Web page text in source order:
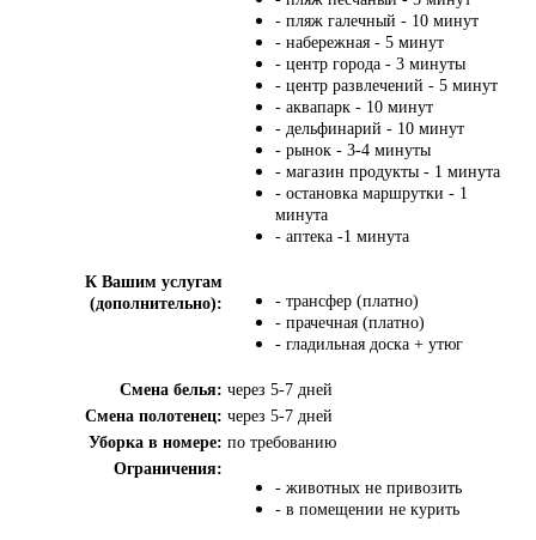
- пляж галечный - 10 минут
- набережная - 5 минут
- центр города - 3 минуты
- центр развлечений - 5 минут
- аквапарк - 10 минут
- дельфинарий - 10 минут
- рынок - 3-4 минуты
- магазин продукты - 1 минута
- остановка маршрутки - 1
минута
- аптека -1 минута
К Вашим услугам
(дополнительно):
- трансфер (платно)
- прачечная (платно)
- гладильная доска + утюг
Смена белья: через 5-7 дней
Смена полотенец: через 5-7 дней
Уборка в номере: по требованию
Ограничения:
- животных не привозить
- в помещении не курить